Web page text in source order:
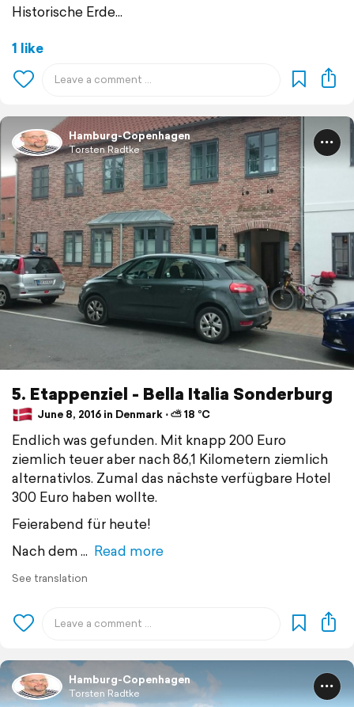
Historische Erde...
1 like
Hamburg-Copenhagen
Torsten Radtke
5. Etappenziel - Bella Italia Sonderburg
June 8, 2016 in Denmark ⋅ ⛅ 18 °C
Endlich was gefunden. Mit knapp 200 Euro
ziemlich teuer aber nach 86,1 Kilometern ziemlich
alternativlos. Zumal das nächste verfügbare Hotel
300 Euro haben wollte.
Feierabend für heute!
Nach dem
Read more
See translation
Hamburg-Copenhagen
Torsten Radtke